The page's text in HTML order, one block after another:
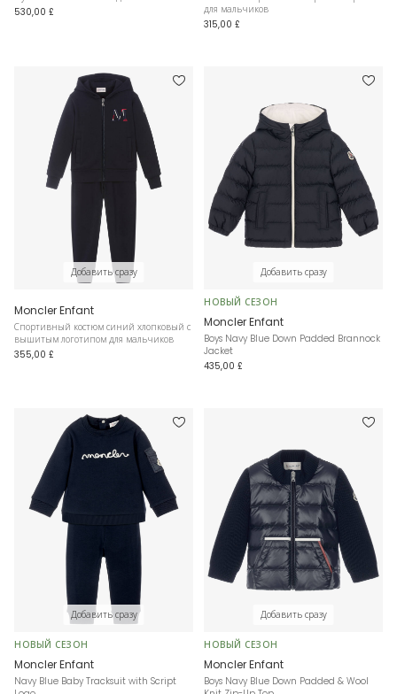
530,00 £
для мальчиков
315,00 £
Добавить сразу
Moncler Enfant
Спортивный костюм синий хлопковый с
вышитым логотипом для мальчиков
355,00 £
Добавить сразу
НОВЫЙ СЕЗОН
Moncler Enfant
Boys Navy Blue Down Padded Brannock
Jacket
435,00 £
Добавить сразу
НОВЫЙ СЕЗОН
Moncler Enfant
Navy Blue Baby Tracksuit with Script
Добавить сразу
НОВЫЙ СЕЗОН
Moncler Enfant
Boys Navy Blue Down Padded & Wool